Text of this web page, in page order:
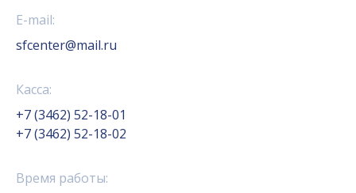
E-mail:
sfcenter@mail.ru
Касса:
+7 (3462) 52-18-01
+7 (3462) 52-18-02
Время работы: